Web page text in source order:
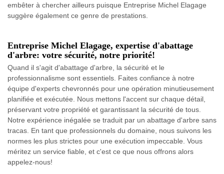
embêter à chercher ailleurs puisque Entreprise Michel Elagage
suggère également ce genre de prestations.
Entreprise Michel Elagage, expertise d'abattage
d'arbre: votre sécurité, notre priorité!
Quand il s'agit d'abattage d'arbre, la sécurité et le
professionnalisme sont essentiels. Faites confiance à notre
équipe d'experts chevronnés pour une opération minutieusement
planifiée et exécutée. Nous mettons l'accent sur chaque détail,
préservant votre propriété et garantissant la sécurité de tous.
Notre expérience inégalée se traduit par un abattage d'arbre sans
tracas. En tant que professionnels du domaine, nous suivons les
normes les plus strictes pour une exécution impeccable. Vous
méritez un service fiable, et c'est ce que nous offrons alors
appelez-nous!